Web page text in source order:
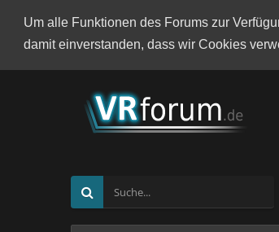
Um alle Funktionen des Forums zur
damit einverstanden, dass wir Cookies